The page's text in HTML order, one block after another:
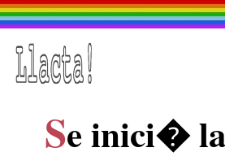
Se inici�